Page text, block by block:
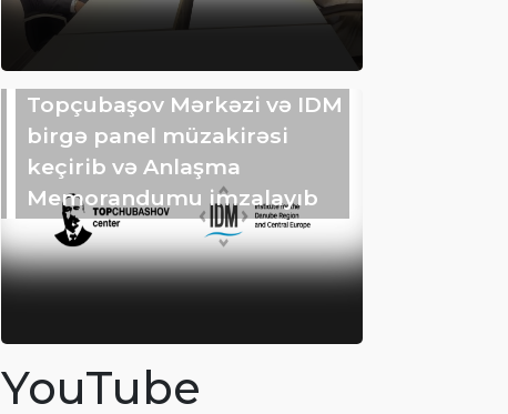
Topçubaşov Mərkəzi və IDM
birgə panel müzakirəsi
keçirib və Anlaşma
Memorandumu imzalayıb
YouTube